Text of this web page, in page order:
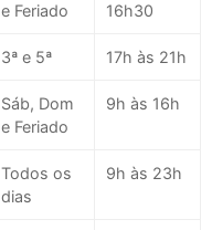
e Feriado
16h30
3ª e 5ª 17h às 21h
Sáb, Dom
e Feriado
9h às 16h
Todos os
dias
9h às 23h